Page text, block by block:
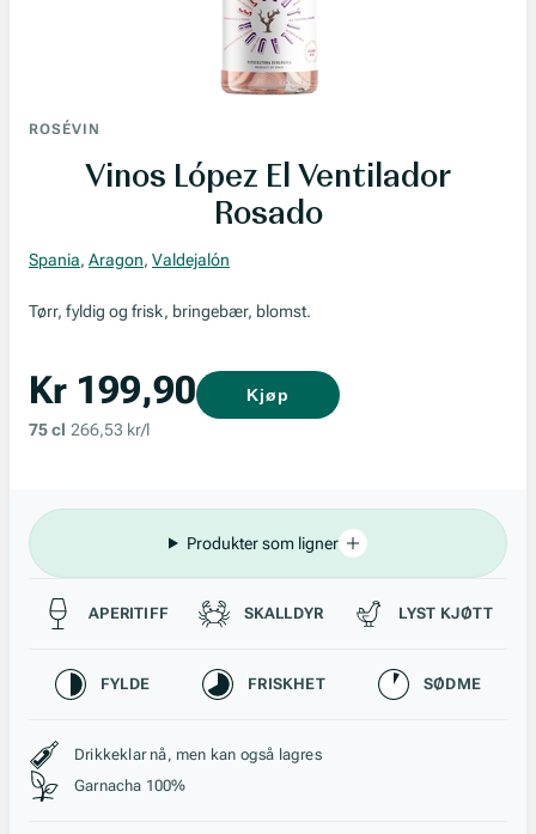
ROSÉVIN
Vinos López El Ventilador
Rosado
Spania, Aragon, Valdejalón
Tørr, fyldig og frisk, bringebær, blomst.
Kr 199,90
75 cl 266,53 kr/l
Kjøp
Produkter som ligner
Passer til
APERITIFF SKALLDYR LYST KJØTT
Karakteristikk
FYLDE FRISKHET SØDME
Stil, lagring og råstoff
Drikkeklar nå, men kan også lagres
Garnacha 100%